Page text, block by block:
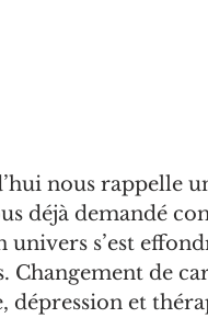
nous rappelle
déjà demandé
univers s’est
Changement de
et